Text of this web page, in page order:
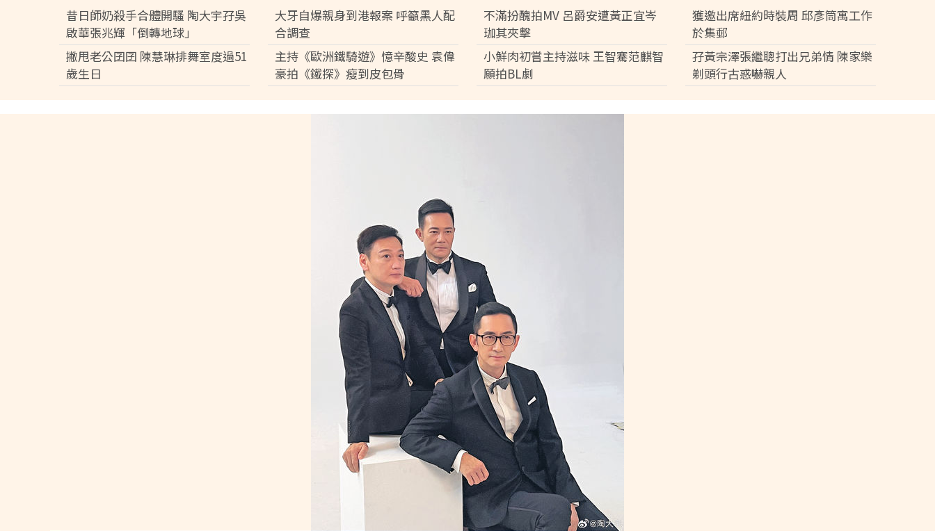
昔日師奶殺手合體開騷 陶大宇孖吳
啟華張兆輝「倒轉地球」
大牙自爆親身到港報案 呼籲黑人配
合調查
不滿扮醜拍MV 呂爵安遭黃正宜岑
珈其夾擊
獲邀出席紐約時裝周 邱彥筒寓工作
於集郵
撇甩老公囝囝 陳慧琳排舞室度過51
歲生日
主持《歐洲鐵騎遊》憶辛酸史 袁偉
豪拍《鐵探》瘦到皮包骨
小鮮肉初嘗主持滋味 王智騫范麒智
願拍BL劇
孖黃宗澤張繼聰打出兄弟情 陳家樂
剃頭行古惑嚇親人